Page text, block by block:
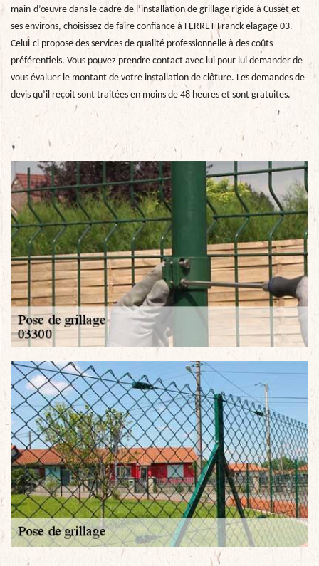
main-d’œuvre dans le cadre de l’installation de grillage rigide à Cusset et
ses environs, choisissez de faire confiance à FERRET Franck elagage 03.
Celui-ci propose des services de qualité professionnelle à des coûts
préférentiels. Vous pouvez prendre contact avec lui pour lui demander de
vous évaluer le montant de votre installation de clôture. Les demandes de
devis qu’il reçoit sont traitées en moins de 48 heures et sont gratuites.